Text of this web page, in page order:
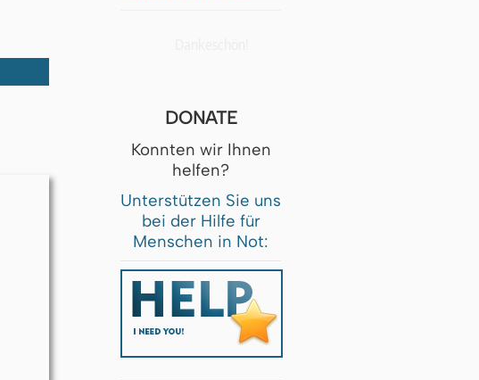
DONATE
Konnten wir Ihnen
helfen?
Unterstützen Sie uns
bei der Hilfe für
Menschen in Not: